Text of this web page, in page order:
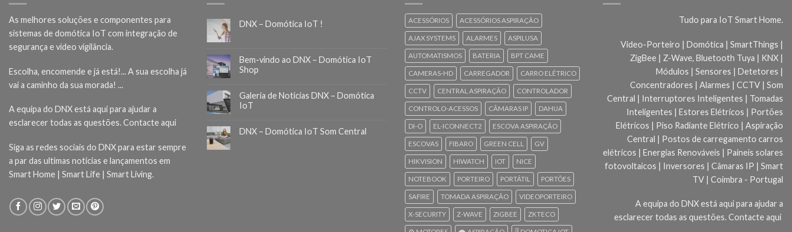
As melhores soluções e componentes para
sistemas de domótica IoT com integração de
segurança e vídeo vigilância.
Escolha, encomende e já está!... A sua escolha já
vai a caminho da sua morada! ...
A equipa do DNX está aqui para ajudar a
esclarecer todas as questões.Contacte aqui
Siga as redes sociais do DNX para estar sempre
a par das ultimas noticias e lançamentos em
Smart Home | Smart Life | Smart Living.
DNX – Domótica IoT !
Bem-vindo ao DNX – Domótica IoT
Shop
Galeria de Noticias DNX – Domótica
IoT
DNX – Domótica IoT Som Central
ACESSÓRIOS ACESSÓRIOS ASPIRAÇÃO
AJAX SYSTEMS ALARMES ASPILUSA
AUTOMATISMOS BATERIA BPT CAME
CAMERAS-HD CARREGADOR CARRO ELÉTRICO
CCTV CENTRAL ASPIRAÇÃO CONTROLADOR
CONTROLO-ACESSOS CÂMARAS IP DAHUA
DI-O EL-ICONNECT2 ESCOVA ASPIRAÇÃO
ESCOVAS FIBARO GREEN CELL GV
HIKVISION HIWATCH IOT NICE
NOTEBOOK PORTEIRO PORTÁTIL PORTÕES
SAFIRE TOMADA ASPIRAÇÃO VIDEOPORTEIRO
X-SECURITY Z-WAVE ZIGBEE ZKTECO
Tudo para IoT Smart Home.
Video-Porteiro | Domótica | SmartThings |
ZigBee | Z-Wave, Bluetooth Tuya | KNX |
Módulos | Sensores | Detetores |
Concentradores | Alarmes | CCTV | Som
Central | Interruptores Inteligentes | Tomadas
Inteligentes | Estores Elétricos | Portões
Elétricos | Piso Radiante Elétrico | Aspiração
Central | Postos de carregamento carros
elétricos | Energias Renováveis | Paineis solares
fotovoltaicos | Inversores | Câmaras IP | Smart
TV | Coimbra - Portugal
A equipa do DNX está aqui para ajudar a
esclarecer todas as questões.Contacte aqui